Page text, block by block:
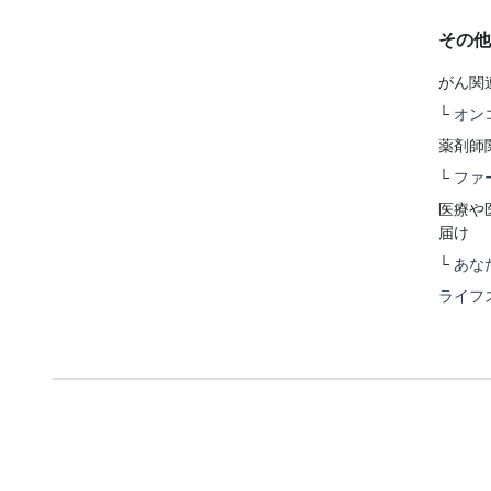
その
がん関
└ オン
薬剤師
└ ファ
医療や
届け
└ あな
ライフ